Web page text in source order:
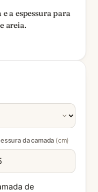
da camada (cm)
de
a espessura para
areia.